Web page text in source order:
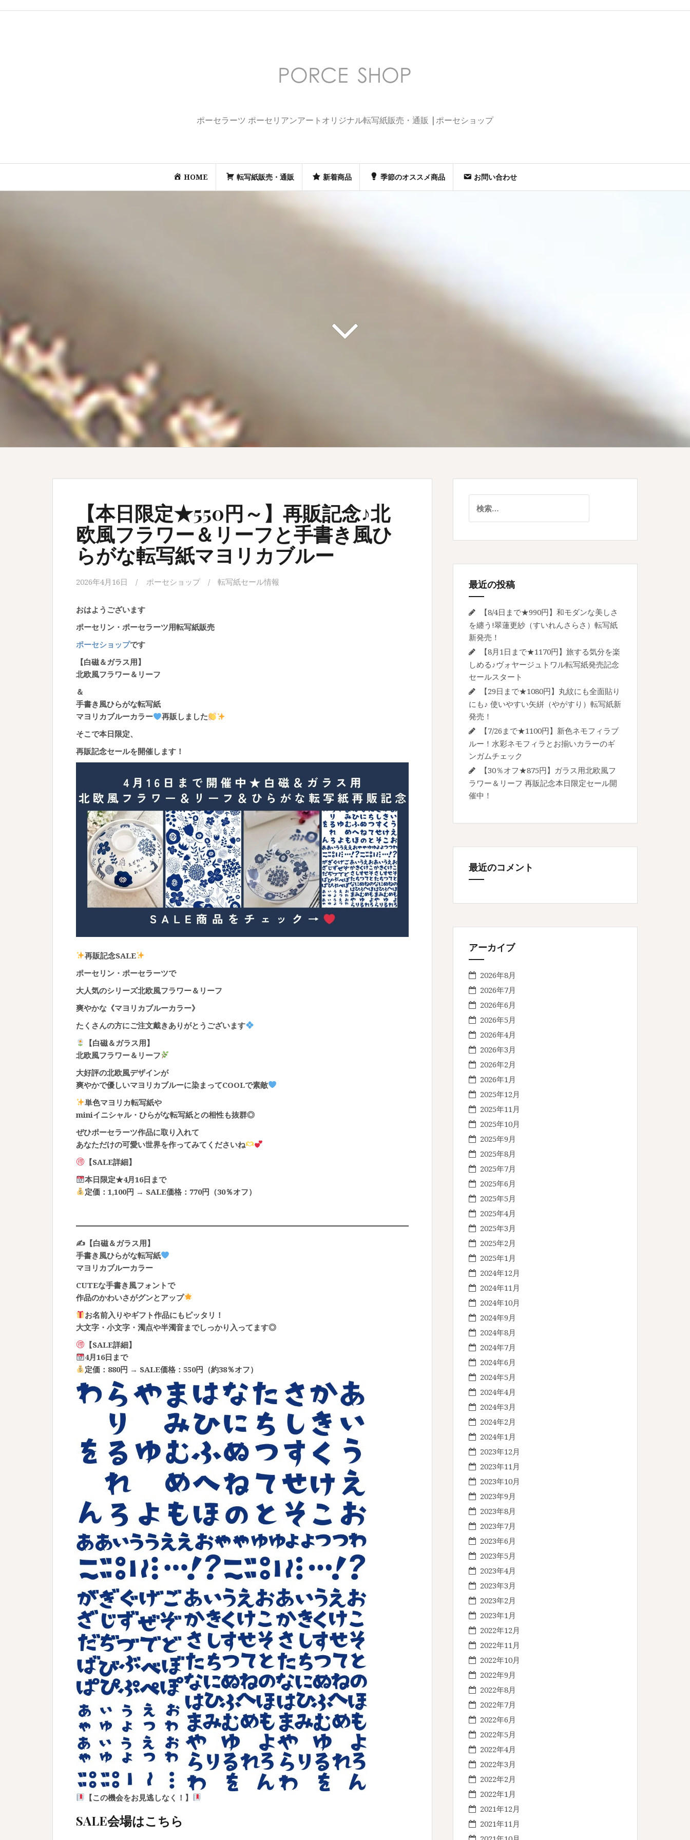
ポーセラーツ ポーセリアンアートオリジナル転写紙販売・通販 |ポーセショップ
HOME 転写紙販売・通販 新着商品 季節のオススメ商品 お問い合わせ
【本日限定★550円～】再販記念♪北
欧風フラワー＆リーフと手書き風ひ
らがな転写紙マヨリカブルー
2026年4月16日 ポーセショップ 転写紙セール情報
おはようございます
ポーセリン・ポーセラーツ用転写紙販売
ポーセショップです
【白磁＆ガラス用】
北欧風フラワー＆リーフ
＆
手書き風ひらがな転写紙
マヨリカブルーカラー
再販しました
そこで本日限定、
再販記念セールを開催します！
再販記念SALE
ポーセリン・ポーセラーツで
大人気のシリーズ北欧風フラワー＆リーフ
爽やかな《マヨリカブルーカラー》
たくさんの方にご注文戴きありがとうございます
【白磁＆ガラス用】
北欧風フラワー＆リーフ
大好評の北欧風デザインが
爽やかで優しいマヨリカブルーに染まってCOOLで素敵
単色マヨリカ転写紙や
miniイニシャル・ひらがな転写紙との相性も抜群◎
ぜひポーセラーツ作品に取り入れて
あなただけの可愛い世界を作ってみてくださいね
【SALE詳細】
本日限定★4月16日まで
定価：1,100円 → SALE価格：770円（30％オフ）
✍️【白磁＆ガラス用】
手書き風ひらがな転写紙
マヨリカブルーカラー
CUTEな手書き風フォントで
作品のかわいさがグンとアップ
お名前入りやギフト作品にもピッタリ！
大文字・小文字・濁点や半濁音までしっかり入ってます◎
【SALE詳細】
4月16日まで
定価：880円 → SALE価格：550円（約38％オフ）
【この機会をお見逃しなく！】
SALE会場はこちら
索:
最近の投稿
【8/4日まで★990円】和モダンな美しさ
を纏う!翠蓮更紗（すいれんさらさ）転写紙
新発売！
【8月1日まで★1170円】旅する気分を楽
しめる♪ヴォヤージュトワル転写紙発売記念
セールスタート
【29日まで★1080円】丸紋にも全面貼り
にも♪ 使いやすい矢絣（やがすり）転写紙新
発売！
【7/26まで★1100円】新色ネモフィラブ
ルー！水彩ネモフィラとお揃いカラーのギ
ンガムチェック
【30％オフ★875円】ガラス用北欧風フ
ラワー＆リーフ 再販記念本日限定セール開
催中！
最近のコメント
アーカイブ
2026年8月
2026年7月
2026年6月
2026年5月
2026年4月
2026年3月
2026年2月
2026年1月
2025年12月
2025年11月
2025年10月
2025年9月
2025年8月
2025年7月
2025年6月
2025年5月
2025年4月
2025年3月
2025年2月
2025年1月
2024年12月
2024年11月
2024年10月
2024年9月
2024年8月
2024年7月
2024年6月
2024年5月
2024年4月
2024年3月
2024年2月
2024年1月
2023年12月
2023年11月
2023年10月
2023年9月
2023年8月
2023年7月
2023年6月
2023年5月
2023年4月
2023年3月
2023年2月
2023年1月
2022年12月
2022年11月
2022年10月
2022年9月
2022年8月
2022年7月
2022年6月
2022年5月
2022年4月
2022年3月
2022年2月
2022年1月
2021年12月
2021年11月